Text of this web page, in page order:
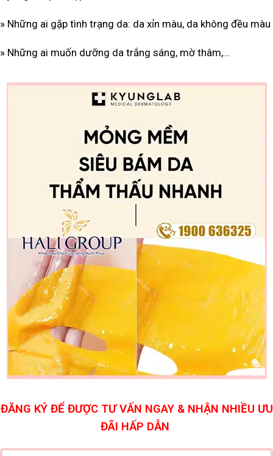
» Những ai gặp tình trạng da: da xỉn màu, da không đều màu
» Những ai muốn dưỡng da trắng sáng, mờ thâm,…
ĐĂNG KÝ ĐỂ ĐƯỢC TƯ VẤN NGAY & NHẬN NHIỀU ƯU
ĐÃI HẤP DẪN